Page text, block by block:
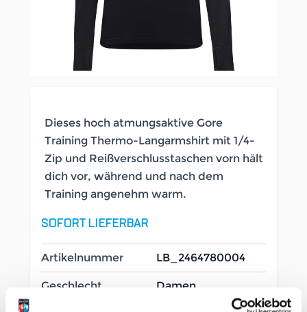
Dieses hoch atmungsaktive Gore
Training Thermo-Langarmshirt mit 1/4-
Zip und Reißverschlusstaschen vorn hält
dich vor, während und nach dem
Training angenehm warm.
SOFORT LIEFERBAR
Artikelnummer LB_2464780004
Geschlecht Damen